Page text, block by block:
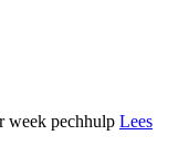
week pechhulp Lees